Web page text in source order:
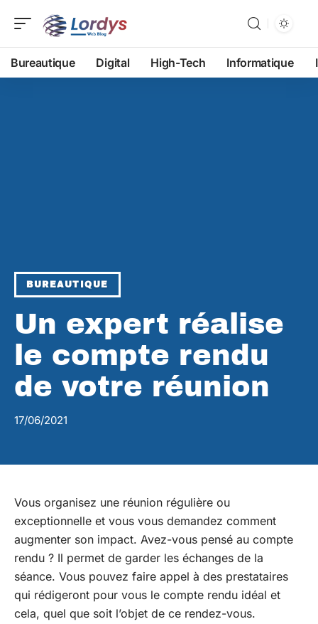
Bureautique Digital High-Tech Informatique
BUREAUTIQUE
Un expert réalise
le compte rendu
de votre réunion
17/06/2021
Vous organisez une réunion régulière ou
exceptionnelle et vous vous demandez comment
augmenter son impact. Avez-vous pensé au compte
rendu ? Il permet de garder les échanges de la
séance. Vous pouvez faire appel à des prestataires
qui rédigeront pour vous le compte rendu idéal et
cela, quel que soit l’objet de ce rendez-vous.